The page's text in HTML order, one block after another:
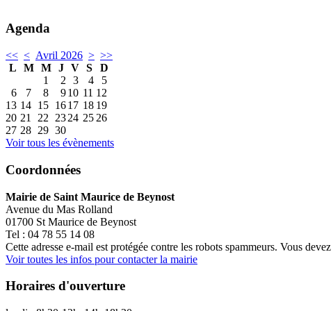
Agenda
<< < Avril 2026 > >>
L
M M J V S
D
1
2 3 4
5
6
7 8 910 11 12
13 14 15 1617 18 19
20 21 22 2324 25 26
27 28 29 30
Voir tous les évènements
Coordonnées
Mairie de Saint Maurice de Beynost
Avenue du Mas Rolland
01700 St Maurice de Beynost
Tel : 04 78 55 14 08
Cette adresse e-mail est protégée contre les robots spammeurs. Vous
Voir toutes les infos pour contacter la mairie
Horaires d'ouverture